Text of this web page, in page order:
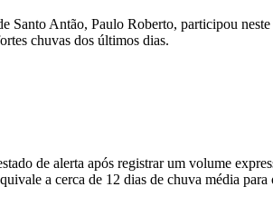
Santo Antão, Paulo Roberto, participou
chuvas dos últimos dias.
de alerta após registrar um volume
a cerca de 12 dias de chuva média para